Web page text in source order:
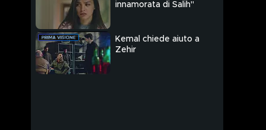
innamorata di Salih"
Kemal chiede aiuto a
Zehir